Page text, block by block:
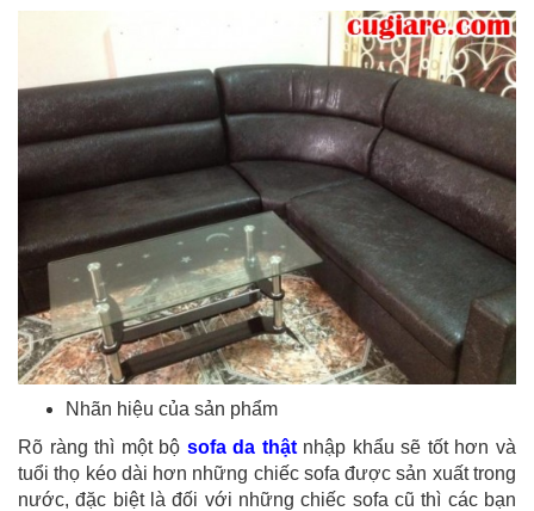
Nhãn hiệu của sản phẩm
Rõ ràng thì một bộ sofa da thậtnhập khẩu sẽ tốt hơn và
tuổi thọ kéo dài hơn những chiếc sofa được sản xuất trong
nước, đặc biệt là đối với những chiếc sofa cũ thì các bạn